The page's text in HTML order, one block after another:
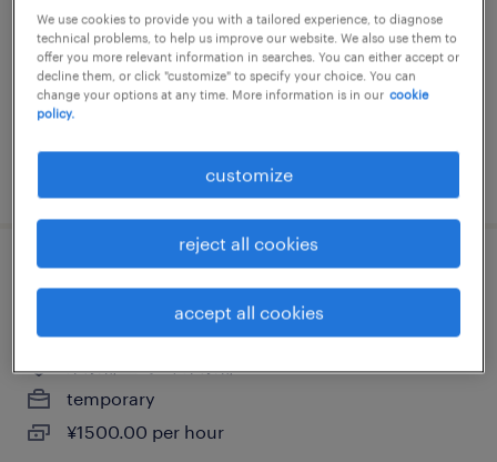
東京都豊島区, 東京都
temporary
¥1650.00 per hour
ョン・アパレル・コスメ）
temporary
¥1500.00 per hour
We use cookies to provide you with a tailored experience, to diagnose
technical problems, to help us improve our website. We also use them to
offer you more relevant information in searches. You can either accept or
decline them, or click "customize" to specify your choice. You can
change your options at any time. More information is in our cookie
policy.
customize
reject all cookies
accept all cookies